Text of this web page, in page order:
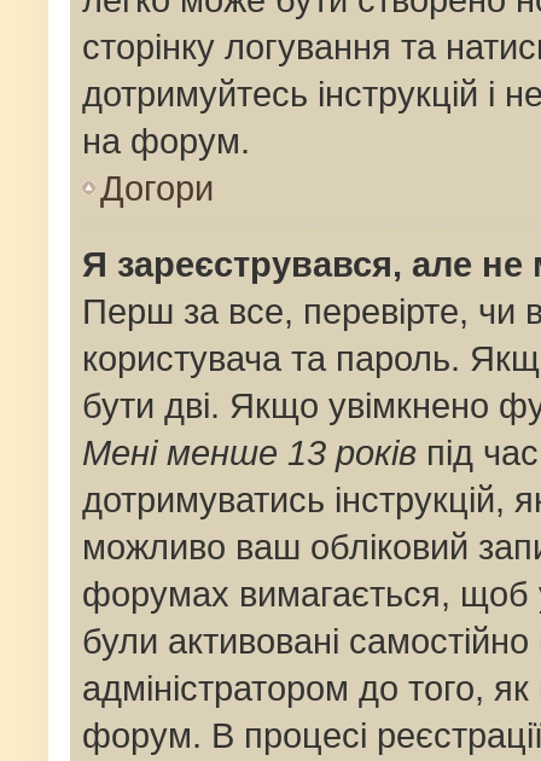
сторінку логування та
дотримуйтесь інструкцій і
на форум.
Догори
Я зареєструвався, але
Перш за все, перевірте, чи
користувача та пароль.
бути дві. Якщо увімкнено
Мені менше 13 років під
дотримуватись інструкцій,
можливо ваш обліковий
форумах вимагається, щоб
були активовані
адміністратором до того,
форум. В процесі